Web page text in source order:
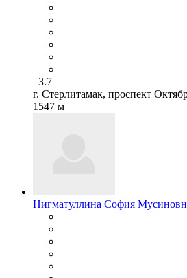
3.7
г. Стерлитамак, проспект
1547 м
Нигматуллина София